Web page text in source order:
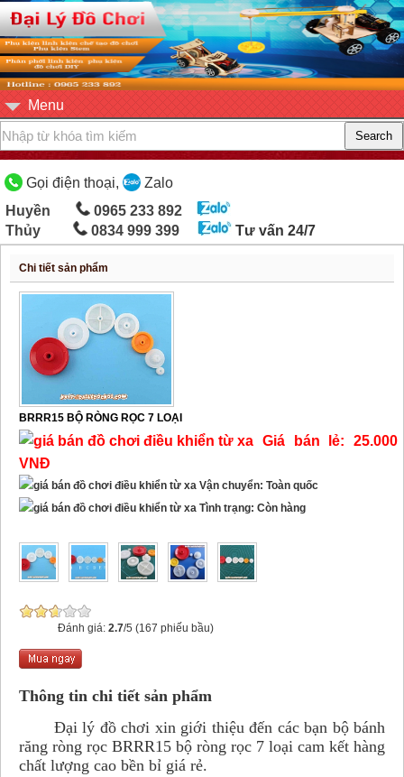
Menu
Gọi điện thoại,
Zalo
Huyền
0965 233 892
Thủy
0834 999 399 Tư vấn 24/7
Chi tiết sản phẩm
BRRR15 BỘ RÒNG RỌC 7 LOẠI
Giá bán lẻ: 25.000
VNĐ
Vận chuyển: Toàn quốc
Tình trạng: Còn hàng
Đánh giá: 2.7/5 (167 phiếu bầu)
Thông tin chi tiết sản phẩm
Đại lý đồ chơi xin giới thiệu đến các bạn bộ bánh
răng ròng rọc BRRR15 bộ ròng rọc 7 loại cam kết hàng
chất lượng cao bền bỉ giá rẻ.